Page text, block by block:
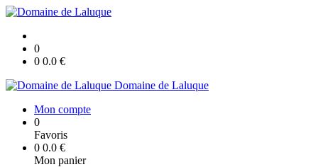
0
0 0.0 €
Domaine de Laluque
Mon compte
0
Favoris
0 0.0 €
Mon panier